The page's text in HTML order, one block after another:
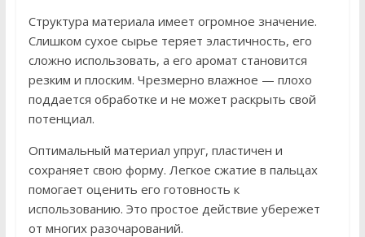
Структура материала имеет огромное значение.
Слишком сухое сырье теряет эластичность, его
сложно использовать, а его аромат становится
резким и плоским. Чрезмерно влажное — плохо
поддается обработке и не может раскрыть свой
потенциал.
Оптимальный материал упруг, пластичен и
сохраняет свою форму. Легкое сжатие в пальцах
помогает оценить его готовность к
использованию. Это простое действие убережет
от многих разочарований.